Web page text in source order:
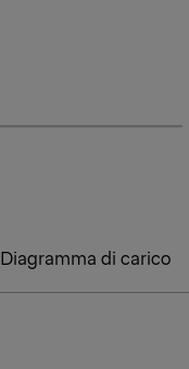
Diagramma di carico